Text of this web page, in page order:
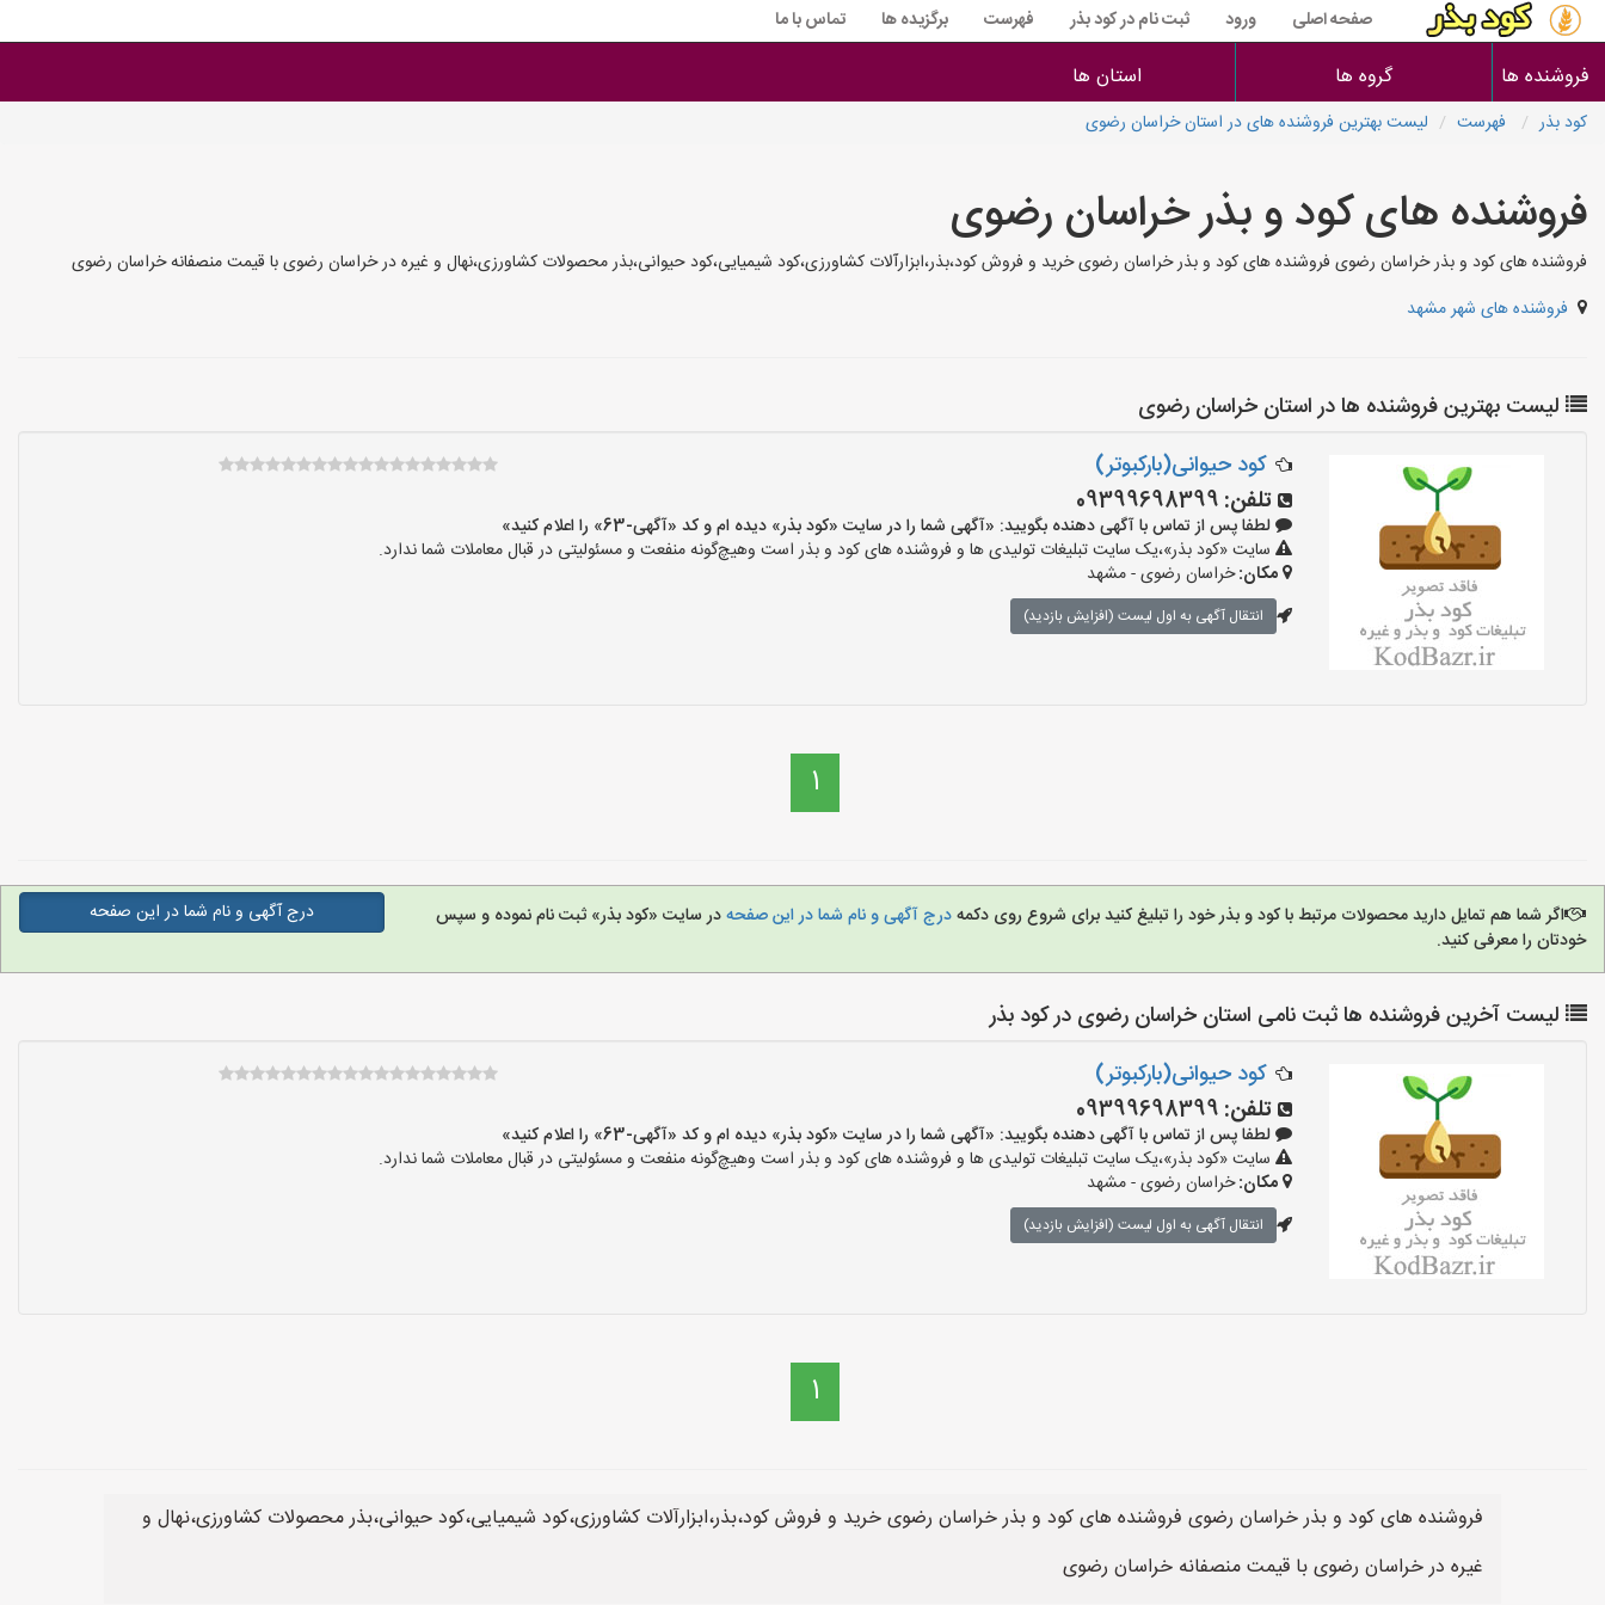
صفحه اصلی ورود ثبت نام در کود بذر فهرست برگزیده ها تماس با ما
فروشنده ها گروه ها استان ها
کود بذر فهرست لیست بهترین فروشنده های در استان خراسان رضوی
فروشنده های کود و بذر خراسان رضوی
فروشنده های کود و بذر خراسان رضوی فروشنده های کود و بذر خراسان رضوی خرید و فروش کود،بذر،ابزارآلات کشاورزی،کود شیمیایی،کود حیوانی،بذر محصولات کشاورزی،نهال و غیره در خراسان رضوی با قیمت منصفانه خراسان رضوی
فروشنده های شهر مشهد
لیست بهترین فروشنده ها در استان خراسان رضوی
کود حیوانی(بارکبوتر)
تلفن: 09399698399
لطفا پس از تماس با آگهی دهنده بگویید: «آگهی شما را در سایت «کود بذر» دیده ام و کد «آگهی-63» را اعلام کنید»
سایت «کود بذر»،یک سایت تبلیغات تولیدی ها و فروشنده های کود و بذر است وهیچ‌گونه منفعت و مسئولیتی در قبال معاملات شما ندارد.
مکان:خراسان رضوی - مشهد
انتقال آگهی به اول لیست (افزایش بازدید)
1
اگر شما هم تمایل دارید محصولات مرتبط با کود و بذر خود را تبلیغ کنید برای شروع روی دکمهدرج آگهی و نام شما در این صفحهدر سایت «کود بذر» ثبت نام نموده و سپس
خودتان را معرفی کنید.
درج آگهی و نام شما در این صفحه
لیست آخرین فروشنده ها ثبت نامی استان خراسان رضوی در کود بذر
کود حیوانی(بارکبوتر)
تلفن: 09399698399
لطفا پس از تماس با آگهی دهنده بگویید: «آگهی شما را در سایت «کود بذر» دیده ام و کد «آگهی-63» را اعلام کنید»
سایت «کود بذر»،یک سایت تبلیغات تولیدی ها و فروشنده های کود و بذر است وهیچ‌گونه منفعت و مسئولیتی در قبال معاملات شما ندارد.
مکان:خراسان رضوی - مشهد
انتقال آگهی به اول لیست (افزایش بازدید)
1
فروشنده های کود و بذر خراسان رضوی فروشنده های کود و بذر خراسان رضوی خرید و فروش کود،بذر،ابزارآلات کشاورزی،کود شیمیایی،کود حیوانی،بذر محصولات کشاورزی،نهال و
غیره در خراسان رضوی با قیمت منصفانه خراسان رضوی